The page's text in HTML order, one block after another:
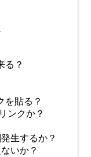
る？
を貼る？
ンクか？
生するか？
いか？